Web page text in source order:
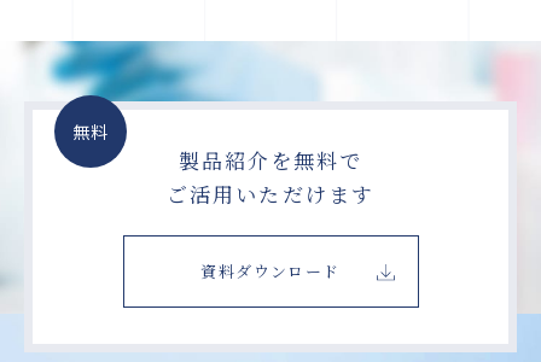
無料
製品紹介を無料で
ご活用いただけます
資料ダウンロード